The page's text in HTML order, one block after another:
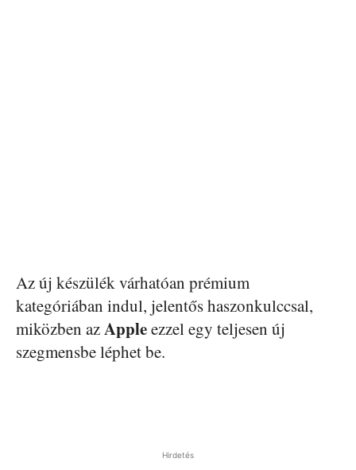
Az új készülék várhatóan prémium
kategóriában indul, jelentős haszonkulccsal,
miközben azAppleezzel egy teljesen új
szegmensbe léphet be.
Hirdetés